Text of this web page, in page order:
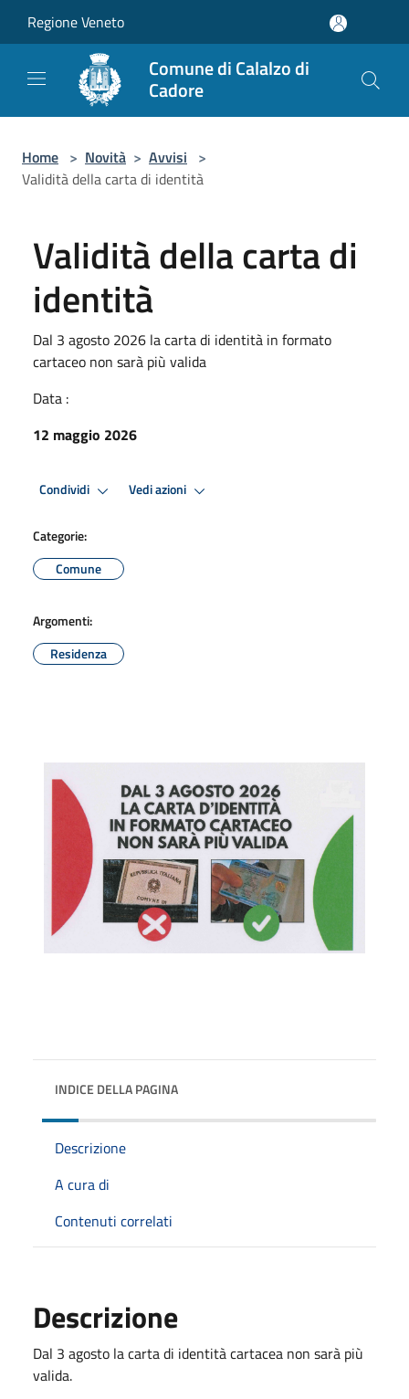
Regione Veneto
Comune di Calalzo di
Cadore
Home > Novità > Avvisi >
Validità della carta di identità
Validità della carta di
identità
Dal 3 agosto 2026 la carta di identità in formato
cartaceo non sarà più valida
Data :
12 maggio 2026
Condividi Vedi azioni
Categorie:
Comune
Argomenti:
Residenza
INDICE DELLA PAGINA
Descrizione
A cura di
Contenuti correlati
Descrizione
Dal 3 agosto la carta di identità cartacea non sarà più
valida.